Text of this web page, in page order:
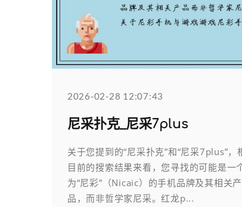
2026-02-28 12:07:43
尼采扑克_尼采7plus
关于您提到的“尼采扑克”和“尼采7plus”，
目前的搜索结果来看，您寻找的可能是一
为“尼彩”（Nicaic）的手机品牌及其相关产
品，而非哲学家尼采。红龙p...